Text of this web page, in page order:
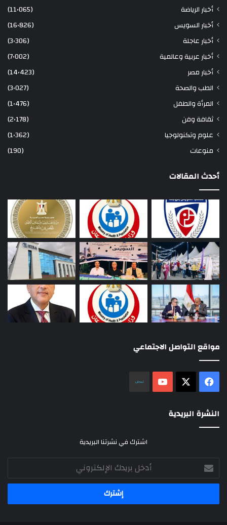
أخبار الرياضة
(11٬065)
أخبار السويس
(16٬826)
أخبار عاجلة
(3٬306)
أخبار عربية وعالمية
(7٬002)
أخبار مصر
(14٬423)
الطب والصحة
(3٬027)
المرأة والطفل
(1٬476)
ثقافة وفن
(2٬178)
علوم وتكنولوجيا
(1٬362)
منوعات
(190)
أحدث المقالات
مواقع التواصل الاجتماعي
فيسبوك ‫YouTube
النشرة البريدية
اشترك في نشرتنا البريدية
أدخل
بريدك
الإلكتروني